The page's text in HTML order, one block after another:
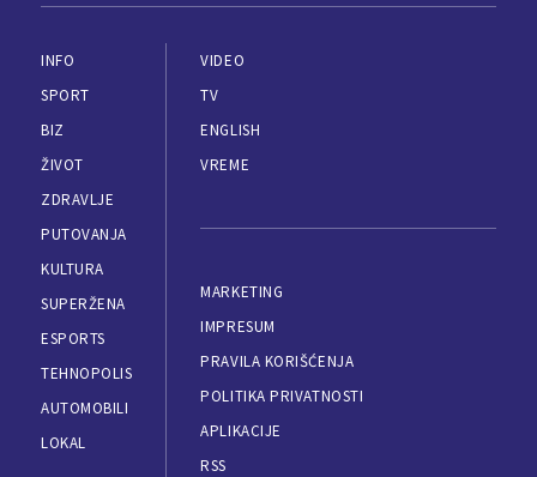
INFO
SPORT
BIZ
ŽIVOT
ZDRAVLJE
PUTOVANJA
KULTURA
SUPERŽENA
ESPORTS
TEHNOPOLIS
AUTOMOBILI
LOKAL
VIDEO
TV
ENGLISH
VREME
MARKETING
IMPRESUM
PRAVILA KORIŠĆENJA
POLITIKA PRIVATNOSTI
APLIKACIJE
RSS